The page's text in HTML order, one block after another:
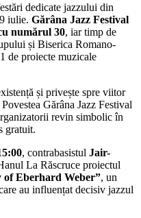
dedicate jazzului din
iulie. Gărâna Jazz Festival
numărul 30, iar timp de
și Biserica Romano-
de proiecte muzicale
și privește spre viitor
Gărâna Jazz Festival
revin simbolic în
gratuit.
, contrabasistul Jair-
La Răscruce proiectul
of Eberhard Weber”, un
au influențat decisiv jazzul